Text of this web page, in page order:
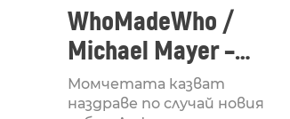
WhoMadeWho /
Michael Mayer –
Hamstring
Момчетата казват
наздраве по случай новия